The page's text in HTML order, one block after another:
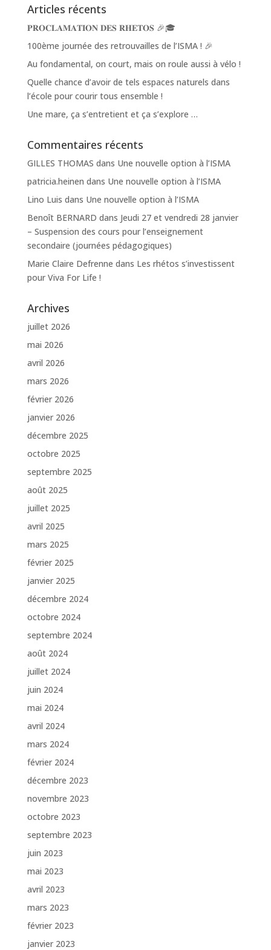
Articles récents
𝐏𝐑𝐎𝐂𝐋𝐀𝐌𝐀𝐓𝐈𝐎𝐍 𝐃𝐄𝐒 𝐑𝐇𝐄𝐓𝐎𝐒 🎉🎓
100ème journée des retrouvailles de l’ISMA ! 🎉
Au fondamental, on court, mais on roule aussi à vélo !
Quelle chance d’avoir de tels espaces naturels dans
l’école pour courir tous ensemble !
Une mare, ça s’entretient et ça s’explore …
Commentaires récents
GILLES THOMAS dans Une nouvelle option à l’ISMA
patricia.heinen dans Une nouvelle option à l’ISMA
Lino Luis dans Une nouvelle option à l’ISMA
Benoît BERNARD dans Jeudi 27 et vendredi 28 janvier
– Suspension des cours pour l’enseignement
secondaire (journées pédagogiques)
Marie Claire Defrenne dans Les rhétos s’investissent
pour Viva For Life !
Archives
juillet 2026
mai 2026
avril 2026
mars 2026
février 2026
janvier 2026
décembre 2025
octobre 2025
septembre 2025
août 2025
juillet 2025
avril 2025
mars 2025
février 2025
janvier 2025
décembre 2024
octobre 2024
septembre 2024
août 2024
juillet 2024
juin 2024
mai 2024
avril 2024
mars 2024
février 2024
décembre 2023
novembre 2023
octobre 2023
septembre 2023
juin 2023
mai 2023
avril 2023
mars 2023
février 2023
janvier 2023